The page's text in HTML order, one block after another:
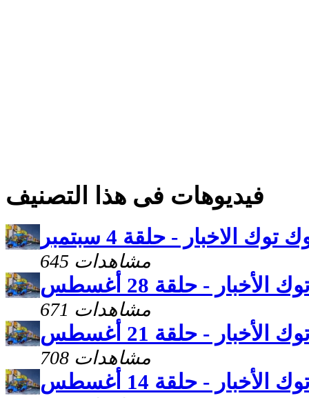
فيديوهات فى هذا التصنيف
توك الاخبار - حلقة 4 سبتمبر
645 مشاهدات
الأخبار - حلقة 28 أغسطس
671 مشاهدات
الأخبار - حلقة 21 أغسطس
708 مشاهدات
الأخبار - حلقة 14 أغسطس